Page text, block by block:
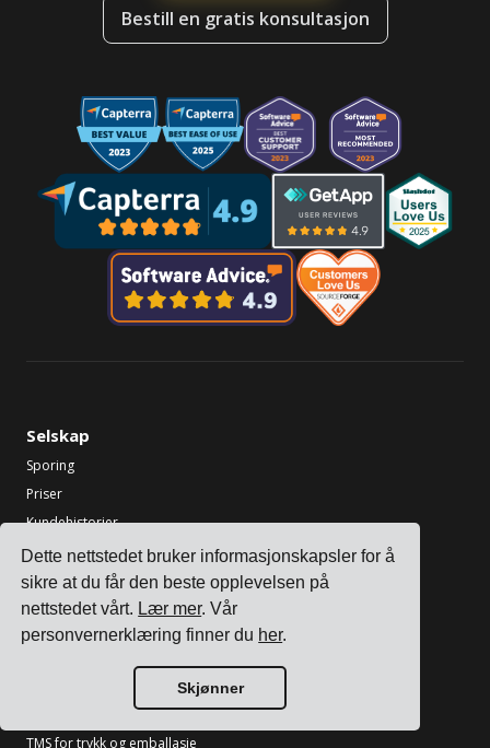
Dette nettstedet bruker informasjonskapsler for å
sikre at du får den beste opplevelsen på
nettstedet vårt. Lær mer. Vår
personvernerklæring finner du her.
Skjønner
Bestill en gratis konsultasjon
Selskap
Sporing
Priser
Kundehistorier
Kontakt oss
Bli en partner
Bransjer
TMS for kjemiske produsenter
TMS for metall- og maskinprodusenter
TMS for trykk og emballasje